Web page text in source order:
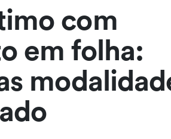
com
em folha: